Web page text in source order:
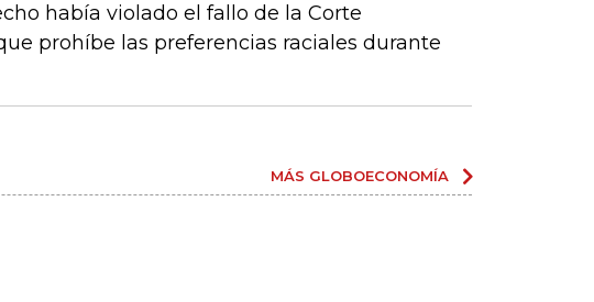
había violado el fallo de la Corte
prohíbe las preferencias raciales durante
MÁS GLOBOECONOMÍA